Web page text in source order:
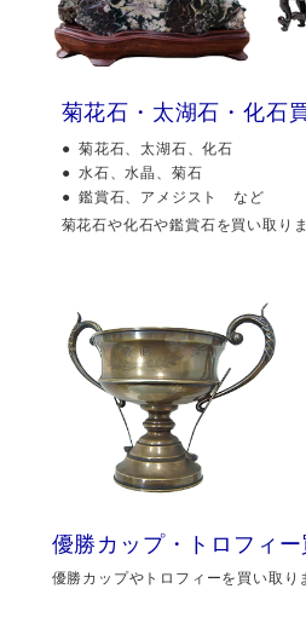
菊花石・太湖石・化石
菊花石、太湖石、化石
水石、水晶、菊石
鑑賞石、アメジスト など
菊花石や化石や鑑賞石を買い取りま
優勝カップ・トロフィー
優勝カップやトロフィーを買い取り